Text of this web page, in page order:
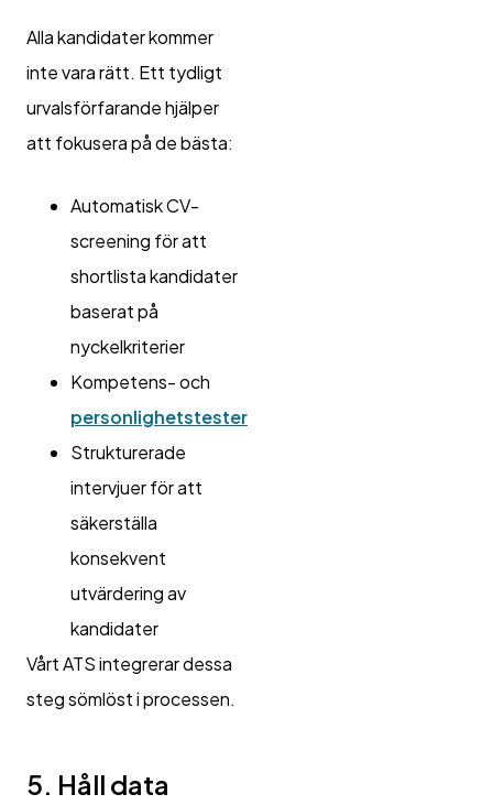
Alla kandidater kommer
inte vara rätt. Ett tydligt
urvalsförfarande hjälper
att fokusera på de bästa:
Automatisk CV-
screening för att
shortlista kandidater
baserat på
nyckelkriterier
Kompetens- och
personlighetstester
Strukturerade
intervjuer för att
säkerställa
konsekvent
utvärdering av
kandidater
Vårt ATS integrerar dessa
steg sömlöst i processen.
5. Håll data